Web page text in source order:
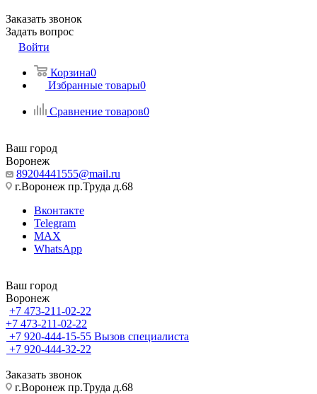
Заказать звонок
Задать вопрос
Войти
Корзина0
Избранные товары0
Сравнение товаров0
Ваш город
Воронеж
89204441555@mail.ru
г.Воронеж пр.Труда д.68
Вконтакте
Telegram
MAX
WhatsApp
Ваш город
Воронеж
+7 473-211-02-22
+7 473-211-02-22
+7 920-444-15-55 Вызов специалиста
+7 920-444-32-22
Заказать звонок
г.Воронеж пр.Труда д.68